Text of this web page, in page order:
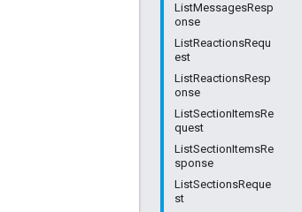
ListMessagesResp
onse
ListReactionsRequ
est
ListReactionsResp
onse
ListSectionItemsRe
quest
ListSectionItemsRe
sponse
ListSectionsReque
st